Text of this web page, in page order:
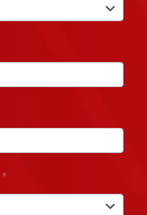
*